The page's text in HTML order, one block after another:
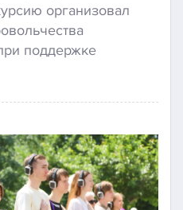
организовал
поддержке